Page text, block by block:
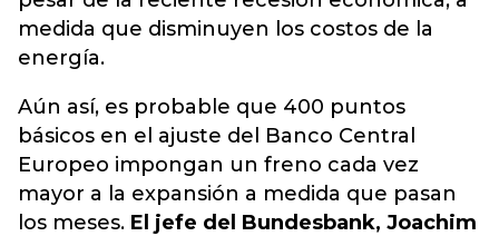
medida que disminuyen los costos de la
energía.
Aún así, es probable que 400 puntos
básicos en el ajuste del Banco Central
Europeo impongan un freno cada vez
mayor a la expansión a medida que pasan
los meses. El jefe del Bundesbank, Joachim